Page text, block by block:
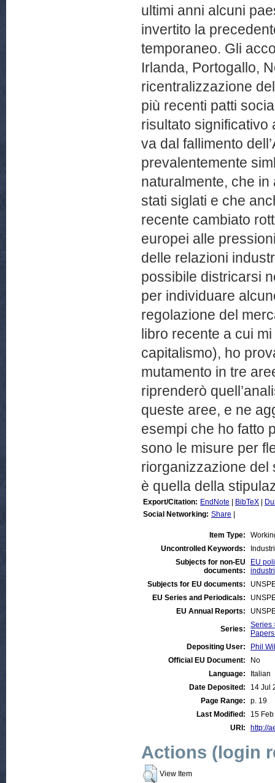
ultimi anni alcuni
invertito la
temporaneo. Gli
Irlanda, Portogallo,
ricentralizzazione
più recenti patti
risultato significativo
va dal fallimento
prevalentemente
naturalmente, che
stati siglati e che
recente cambiato
europei alle
delle relazioni
possibile districarsi
per individuare
regolazione del
libro recente a cui
capitalismo), ho
mutamento in tre
riprenderò
queste aree, e ne
esempi che ho fatto
sono le misure per
riorganizzazione del
è quella della
Export/Citation: EndNote BibTeX
Social Networking: Share
Item Type:
Uncontrolled Keywords:
Subjects for non-EU
documents:
EU
Subjects for EU documents:
EU Series and Periodicals:
EU Annual Reports:
Series:
Series
Depositing User:
Phil
Official EU Document:
No
Language:
Italian
Date Deposited:
14 Jul
Page Range:
p. 19
Last Modified:
15
URI:
http://
Actions (login
View Item